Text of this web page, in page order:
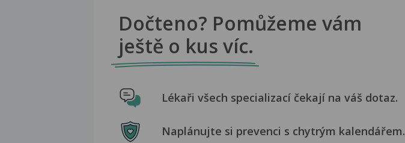
Dočteno? Pomůžeme vám
ještě o kus víc.
Lékaři všech specializací čekají na váš dotaz.
Naplánujte si prevenci s chytrým kalendářem.